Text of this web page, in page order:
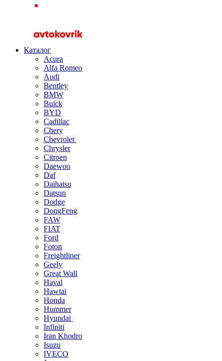
Каталог
Acura
Alfa Romeo
Audi
Bentley
BMW
Buick
BYD
Cadillac
Chery
Chevrolet
Chrysler
Citroen
Daewoo
Daf
Daihatsu
Datsun
Dodge
DongFeng
FAW
FIAT
Ford
Foton
Freightliner
Geely
Great Wall
Haval
Hawtai
Honda
Hummer
Hyundai
Infiniti
Iran Khodro
Isuzu
IVECO